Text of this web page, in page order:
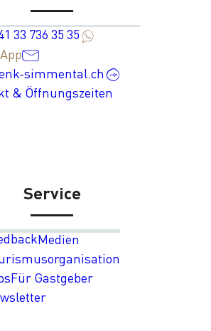
33 736 35 35
simmental.ch
& Öffnungszeiten
Service
Medien
Für Gastgeber